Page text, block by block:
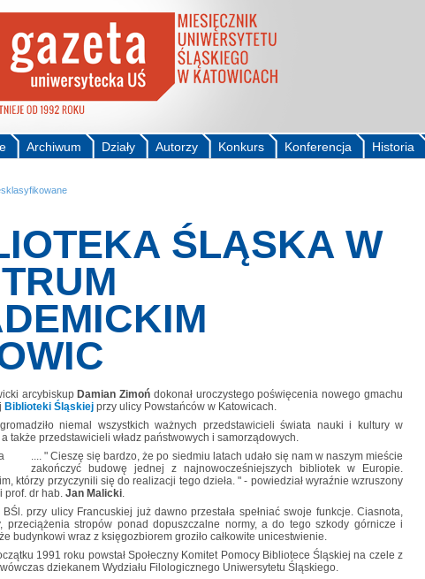
Historia
Konferencja
Konkurs
Autorzy
Działy
Archiwum
ŚLĄSKA W
arcybiskupDamian Zimoń dokonał uroczystego poświęcenia nowego gmachu
Biblioteki Śląskiej przy ulicy Powstańców w Katowicach.
niemal wszystkich ważnych przedstawicieli świata nauki i kultury w
także przedstawicieli władz państwowych i samorządowych.
.... " Cieszę się bardzo, że po siedmiu latach udało się nam w naszym mieście
zakończyć budowę jednej z najnowocześniejszych bibliotek w Europie.
którzy przyczynili się do realizacji tego dzieła. " - powiedział wyraźnie wzruszony
prof. dr hab. Jan Malicki.
przy ulicy Francuskiej już dawno przestała spełniać swoje funkcje. Ciasnota,
przeciążenia stropów ponad dopuszczalne normy, a do tego szkody górnicze i
budynkowi wraz z księgozbiorem groziło całkowite unicestwienie.
1991 roku powstał Społeczny Komitet Pomocy Bibliotece Śląskiej na czele z
dziekanem Wydziału Filologicznego Uniwersytetu Śląskiego.